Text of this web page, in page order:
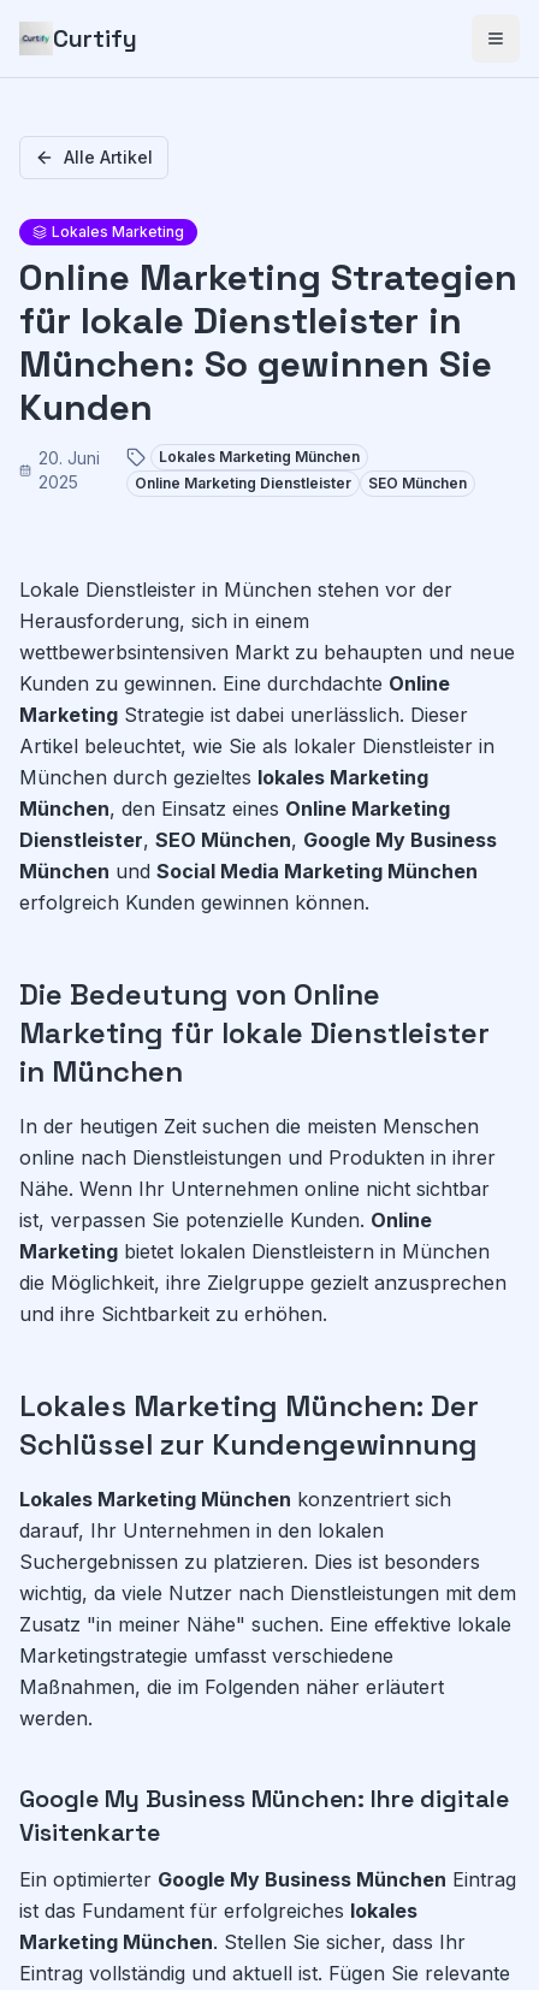
Curtify
Alle Artikel
Lokales Marketing
Online Marketing Strategien
für lokale Dienstleister in
München: So gewinnen Sie
Kunden
20. Juni
2025
Lokales Marketing München
Online Marketing Dienstleister
SEO München
Lokale Dienstleister in München stehen vor der
Herausforderung, sich in einem
wettbewerbsintensiven Markt zu behaupten und neue
Kunden zu gewinnen. Eine durchdachte Online
Marketing Strategie ist dabei unerlässlich. Dieser
Artikel beleuchtet, wie Sie als lokaler Dienstleister in
München durch gezieltes lokales Marketing
München, den Einsatz eines Online Marketing
Dienstleister, SEO München, Google My Business
München und Social Media Marketing München
erfolgreich Kunden gewinnen können.
Die Bedeutung von Online
Marketing für lokale Dienstleister
in München
In der heutigen Zeit suchen die meisten Menschen
online nach Dienstleistungen und Produkten in ihrer
Nähe. Wenn Ihr Unternehmen online nicht sichtbar
ist, verpassen Sie potenzielle Kunden. Online
Marketing bietet lokalen Dienstleistern in München
die Möglichkeit, ihre Zielgruppe gezielt anzusprechen
und ihre Sichtbarkeit zu erhöhen.
Lokales Marketing München: Der
Schlüssel zur Kundengewinnung
Lokales Marketing München konzentriert sich
darauf, Ihr Unternehmen in den lokalen
Suchergebnissen zu platzieren. Dies ist besonders
wichtig, da viele Nutzer nach Dienstleistungen mit dem
Zusatz "in meiner Nähe" suchen. Eine effektive lokale
Marketingstrategie umfasst verschiedene
Maßnahmen, die im Folgenden näher erläutert
werden.
Google My Business München: Ihre digitale
Visitenkarte
Ein optimierter Google My Business München Eintrag
ist das Fundament für erfolgreiches lokales
Marketing München. Stellen Sie sicher, dass Ihr
Eintrag vollständig und aktuell ist. Fügen Sie relevante